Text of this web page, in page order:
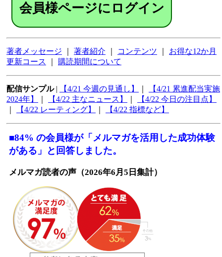
会員様ページにログイン
著者メッセージ 著者紹介 コンテンツ
お得な12か月
更新コース
購読期間について
配信サンプル| 【4/21 今週の見通し】
【4/21 累進配当実施
2024年】
【4/22 主なニュース】
【4/22 今日の注目点】
【4/22 レーティング】 【4/22 指標など】
■84% の会員様が「メルマガを活用した成功体験
がある」と回答しました。
メルマガ読者の声（2026年6月5日集計）